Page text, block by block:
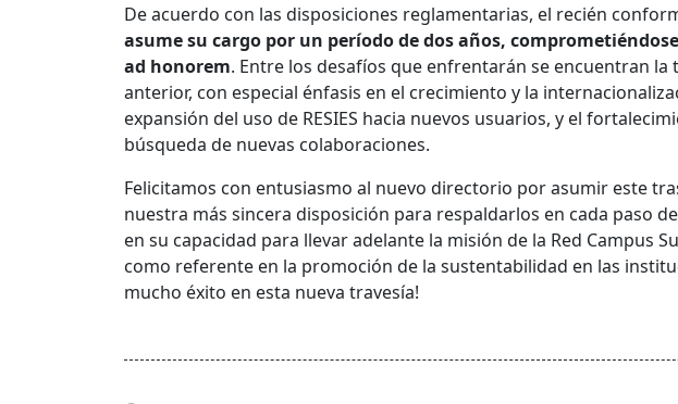
De acuerdo con las disposiciones reglamentarias, el recién
asume su cargo por un período de dos años,
ad honorem. Entre los desafíos que enfrentarán se encuentran
anterior, con especial énfasis en el crecimiento y la
expansión del uso de RESIES hacia nuevos usuarios, y el
búsqueda de nuevas colaboraciones.
Felicitamos con entusiasmo al nuevo directorio por asumir este
nuestra más sincera disposición para respaldarlos en cada paso
en su capacidad para llevar adelante la misión de la Red Campus
como referente en la promoción de la sustentabilidad en las
mucho éxito en esta nueva travesía!